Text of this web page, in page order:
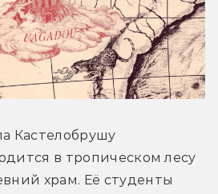
Кастелобрушу
в тропическом лесу
храм. Её студенты